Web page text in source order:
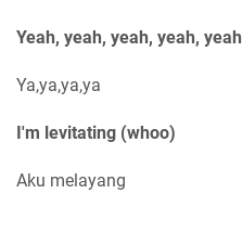
Yeah, yeah, yeah, yeah, yeah
Ya,ya,ya,ya
I'm levitating (whoo)
Aku melayang